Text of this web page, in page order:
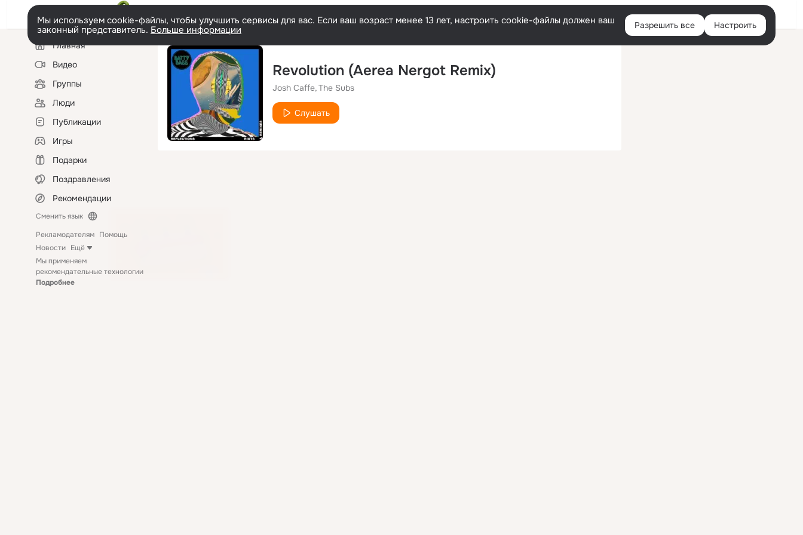
Войти
Мы используем cookie-файлы, чтобы улучшить сервисы для вас. Если ваш возраст менее 13 лет, настроить cookie-файлы должен ваш
законный представитель. Больше информации Разрешить все Настроить
Левая
колонкаГлавная
Видео
Группы
Люди
Публикации
Игры
Подарки
Поздравления
Рекомендации
Сменить язык
Рекламодателям Помощь
Новости Ещё
Мы применяем
рекомендательные технологии
Подробнее
Revolution (Aerea Nergot Remix)
Josh Caffe The Subs
Слушать